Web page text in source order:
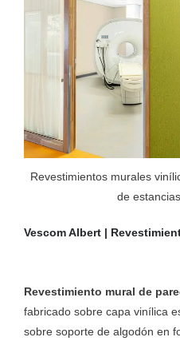
Revestimientos murales
de
Vescom Albert |
Revestimiento mural de
fabricado sobre capa vinílica
sobre soporte de algodón en